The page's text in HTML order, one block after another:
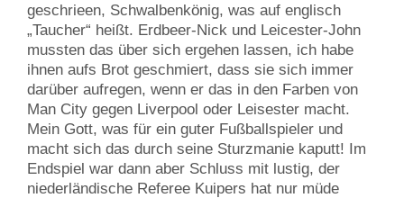
geschrieen, Schwalbenkönig, was auf englisch
„Taucher“ heißt. Erdbeer-Nick und Leicester-John
mussten das über sich ergehen lassen, ich habe
ihnen aufs Brot geschmiert, dass sie sich immer
darüber aufregen, wenn er das in den Farben von
Man City gegen Liverpool oder Leisester macht.
Mein Gott, was für ein guter Fußballspieler und
macht sich das durch seine Sturzmanie kaputt! Im
Endspiel war dann aber Schluss mit lustig, der
niederländische Referee Kuipers hat nur müde